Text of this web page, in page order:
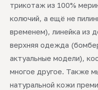
трикотаж из 100%
колючий, а ещё не
временем), линейка из
верхняя одежда
актуальные модели),
многое другое. Также
натуральной кожи